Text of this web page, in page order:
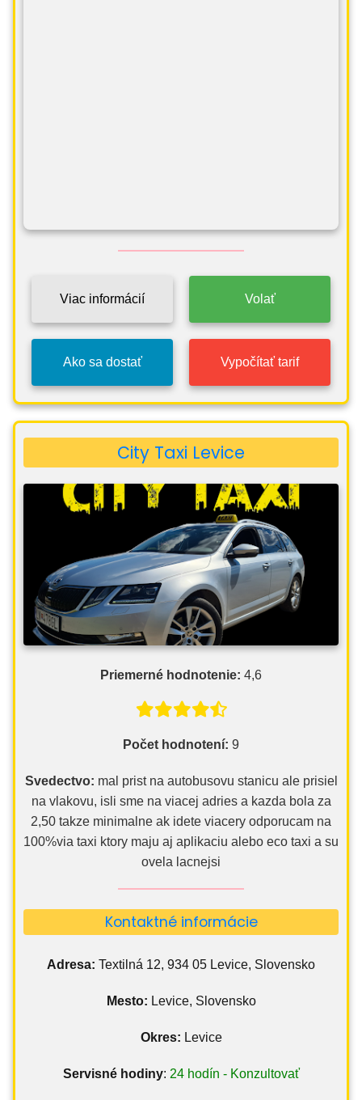
Viac informácií Volať
Ako sa dostať Vypočítať tarif
City Taxi Levice
Priemerné hodnotenie: 4,6
Počet hodnotení: 9
Svedectvo: mal prist na autobusovu stanicu ale prisiel
na vlakovu, isli sme na viacej adries a kazda bola za
2,50 takze minimalne ak idete viacery odporucam na
100%via taxi ktory maju aj aplikaciu alebo eco taxi a su
ovela lacnejsi
Kontaktné informácie
Adresa: Textilná 12, 934 05 Levice, Slovensko
Mesto: Levice, Slovensko
Okres: Levice
Servisné hodiny: 24 hodín - Konzultovať